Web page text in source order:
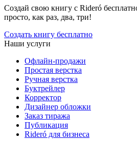
Создай свою книгу с Rideró
просто, как раз, два, три!
Создать книгу бесплатно
Наши услуги
Офлайн-продажи
Простая верстка
Ручная верстка
Буктрейлер
Корректор
Дизайнер обложки
Заказ тиража
Публикация
Rideró для бизнеса